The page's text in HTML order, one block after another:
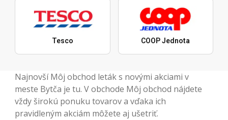
Tesco COOP Jednota
Najnovší Môj obchod leták s novými akciami v
meste Bytča je tu. V obchode Môj obchod nájdete
vždy širokú ponuku tovarov a vďaka ich
pravidleným akciám môžete aj ušetriť.